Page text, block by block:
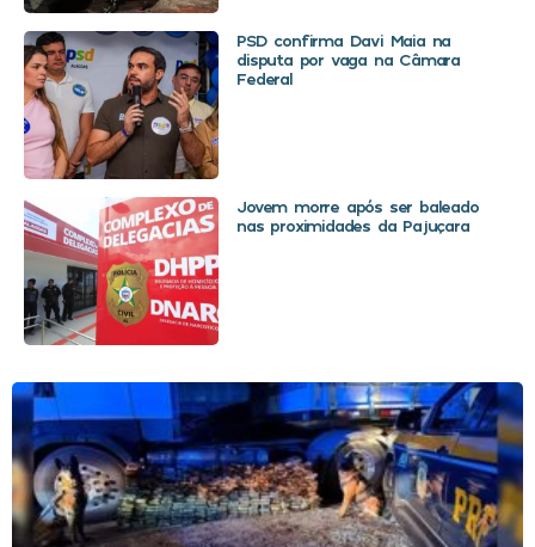
PSD confirma Davi Maia na
disputa por vaga na Câmara
Federal
Jovem morre após ser baleado
nas proximidades da Pajuçara